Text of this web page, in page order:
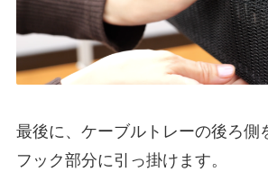
最後に、ケーブルトレーの後ろ側
フック部分に引っ掛けます。